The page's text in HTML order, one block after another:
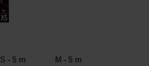
S - 5 m M - 5 m